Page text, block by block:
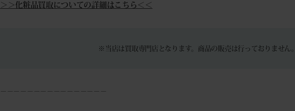
＞＞化粧品買取についての詳細はこちら＜＜
※当店は買取専門店となります。商品の販売は行っておりません。
－－－－－－－－－－－－－－－－